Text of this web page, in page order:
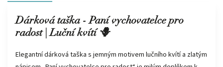
Dárková taška - Paní vychovatelce pro
radost | Luční kvítí 🪻
Elegantní dárková taška s jemným motivem lučního kvítí a zlatým